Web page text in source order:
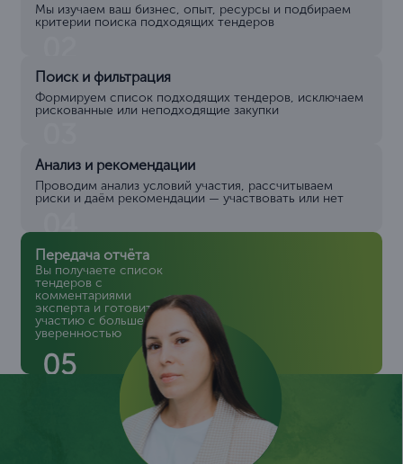
Мы изучаем ваш бизнес, опыт, ресурсы и подбираем
критерии поиска подходящих тендеров
Поиск и фильтрация
Формируем список подходящих тендеров, исключаем
рискованные или неподходящие закупки
Анализ и рекомендации
Проводим анализ условий участия, рассчитываем
риски и даём рекомендации — участвовать или нет
04
Передача отчёта
Вы получаете список
тендеров с
комментариями
эксперта и готовитесь к
участию с большей
уверенностью
05